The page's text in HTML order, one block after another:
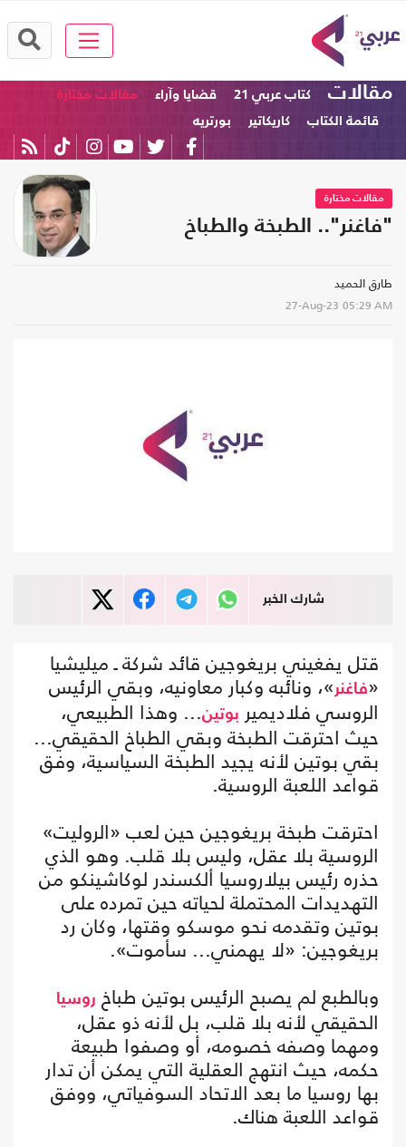
مقالات كتاب عربي 21 قضايا وآراء
مقالات مختارة
قائمة الكتاب
كاريكاتير بورتريه
مقالات مختارة
"فاغنر".. الطبخة والطباخ
طارق الحميد
27-Aug-23 05:29 AM
شارك الخبر
قتل يفغيني بريغوجين قائد شركة ـ ميليشيا
«فاغنر »، ونائبه وكبار معاونيه، وبقي الرئيس
الروسي فلاديمير بوتين... وهذا الطبيعي،
حيث احترقت الطبخة وبقي الطباخ الحقيقي...
بقي بوتين لأنه يجيد الطبخة السياسية، وفق
قواعد اللعبة الروسية.
احترقت طبخة بريغوجين حين لعب «الروليت»
الروسية بلا عقل، وليس بلا قلب. وهو الذي
حذره رئيس بيلاروسيا ألكسندر لوكاشينكو من
التهديدات المحتملة لحياته حين تمرده على
بوتين وتقدمه نحو موسكو وقتها، وكان رد
بريغوجين: «لا يهمني... سأموت».
وبالطبع لم يصبح الرئيس بوتين طباخ روسيا
الحقيقي لأنه بلا قلب، بل لأنه ذو عقل،
ومهما وصفه خصومه، أو وصفوا طبيعة
حكمه، حيث انتهج العقلية التي يمكن أن تدار
بها روسيا ما بعد الاتحاد السوفياتي، ووفق
قواعد اللعبة هناك.